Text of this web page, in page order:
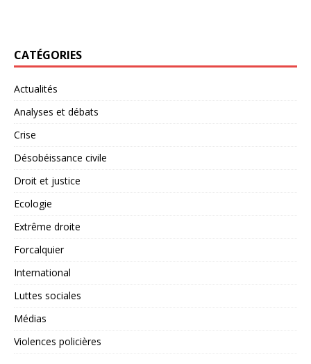
CATÉGORIES
Actualités
Analyses et débats
Crise
Désobéissance civile
Droit et justice
Ecologie
Extrême droite
Forcalquier
International
Luttes sociales
Médias
Violences policières